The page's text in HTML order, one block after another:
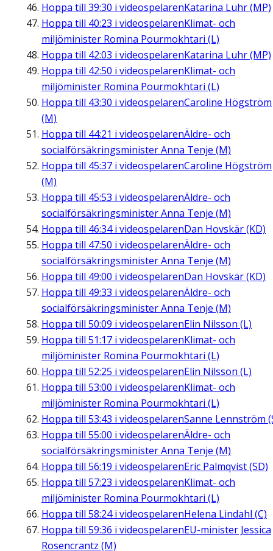
Hoppa till 39:30 i videospelarenKatarina Luhr (MP)
Hoppa till 40:23 i videospelarenKlimat- och
miljöminister Romina Pourmokhtari (L)
Hoppa till 42:03 i videospelarenKatarina Luhr (MP)
Hoppa till 42:50 i videospelarenKlimat- och
miljöminister Romina Pourmokhtari (L)
Hoppa till 43:30 i videospelarenCaroline Högström
(M)
Hoppa till 44:21 i videospelarenÄldre- och
socialförsäkringsminister Anna Tenje (M)
Hoppa till 45:37 i videospelarenCaroline Högström
(M)
Hoppa till 45:53 i videospelarenÄldre- och
socialförsäkringsminister Anna Tenje (M)
Hoppa till 46:34i videospelarenDan Hovskär (KD)
Hoppa till 47:50 i videospelarenÄldre- och
socialförsäkringsminister Anna Tenje (M)
Hoppa till 49:00 i videospelarenDan Hovskär (KD)
Hoppa till 49:33 i videospelarenÄldre- och
socialförsäkringsminister Anna Tenje (M)
Hoppa till 50:09 i videospelarenElin Nilsson (L)
Hoppa till 51:17 i videospelarenKlimat- och
miljöminister Romina Pourmokhtari (L)
Hoppa till 52:25 i videospelarenElin Nilsson (L)
Hoppa till 53:00 i videospelarenKlimat- och
miljöminister Romina Pourmokhtari (L)
Hoppa till 53:43 i videospelarenSanne Lennström
Hoppa till 55:00 i videospelarenÄldre- och
socialförsäkringsminister Anna Tenje (M)
Hoppa till 56:19 i videospelarenEric Palmqvist (SD)
Hoppa till 57:23 i videospelarenKlimat- och
miljöminister Romina Pourmokhtari (L)
Hoppa till 58:24i videospelarenHelena Lindahl (C)
Hoppa till 59:36 i videospelarenEU-minister Jessica
Rosencrantz (M)